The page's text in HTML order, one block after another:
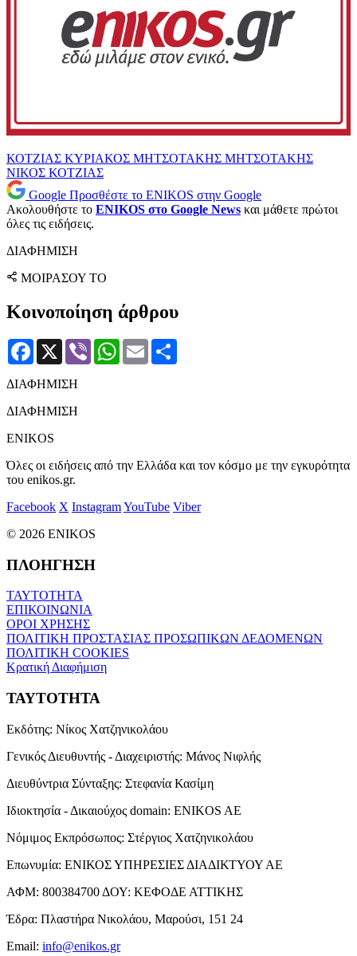
ΚΟΤΖΙΑΣ ΚΥΡΙΑΚΟΣ ΜΗΤΣΟΤΑΚΗΣ ΜΗΤΣΟΤΑΚΗΣ
ΝΙΚΟΣ ΚΟΤΖΙΑΣ
Google Προσθέστε το ENIKOS στην Google
Ακολουθήστε το ENIKOS στο Google News και μάθετε πρώτοι
όλες τις ειδήσεις.
ΔΙΑΦΗΜΙΣΗ
ΜΟΙΡΑΣΟΥ ΤΟ
Κοινοποίηση άρθρου
Facebook
X Viber WhatsApp
Email
ΔΙΑΦΗΜΙΣΗ
ΔΙΑΦΗΜΙΣΗ
ENIKOS
Όλες οι ειδήσεις από την Ελλάδα και τον κόσμο με την εγκυρότητα
του enikos.gr.
Facebook X InstagramYouTube Viber
© 2026 ENIKOS
ΠΛΟΗΓΗΣΗ
ΤΑΥΤΟΤΗΤΑ
ΕΠΙΚΟΙΝΩΝΙΑ
ΟΡΟΙ ΧΡΗΣΗΣ
ΠΟΛΙΤΙΚΗ ΠΡΟΣΤΑΣΙΑΣ ΠΡΟΣΩΠΙΚΩΝ ΔΕΔΟΜΕΝΩΝ
ΠΟΛΙΤΙΚΗ COOKIES
Κρατική Διαφήμιση
ΤΑΥΤΟΤΗΤΑ
Εκδότης: Νίκος Χατζηνικολάου
Γενικός Διευθυντής - Διαχειριστής: Μάνος Νιφλής
Διευθύντρια Σύνταξης: Στεφανία Κασίμη
Ιδιοκτησία - Δικαιούχος domain: ENIKOS AE
Νόμιμος Εκπρόσωπος: Στέργιος Χατζηνικολάου
Επωνυμία: ΕΝΙΚΟΣ ΥΠΗΡΕΣΙΕΣ ΔΙΑΔΙΚΤΥΟΥ ΑΕ
ΑΦΜ: 800384700 ΔΟΥ: ΚΕΦΟΔΕ ΑΤΤΙΚΗΣ
Έδρα: Πλαστήρα Νικολάου, Μαρούσι, 151 24
Email: info@enikos.gr